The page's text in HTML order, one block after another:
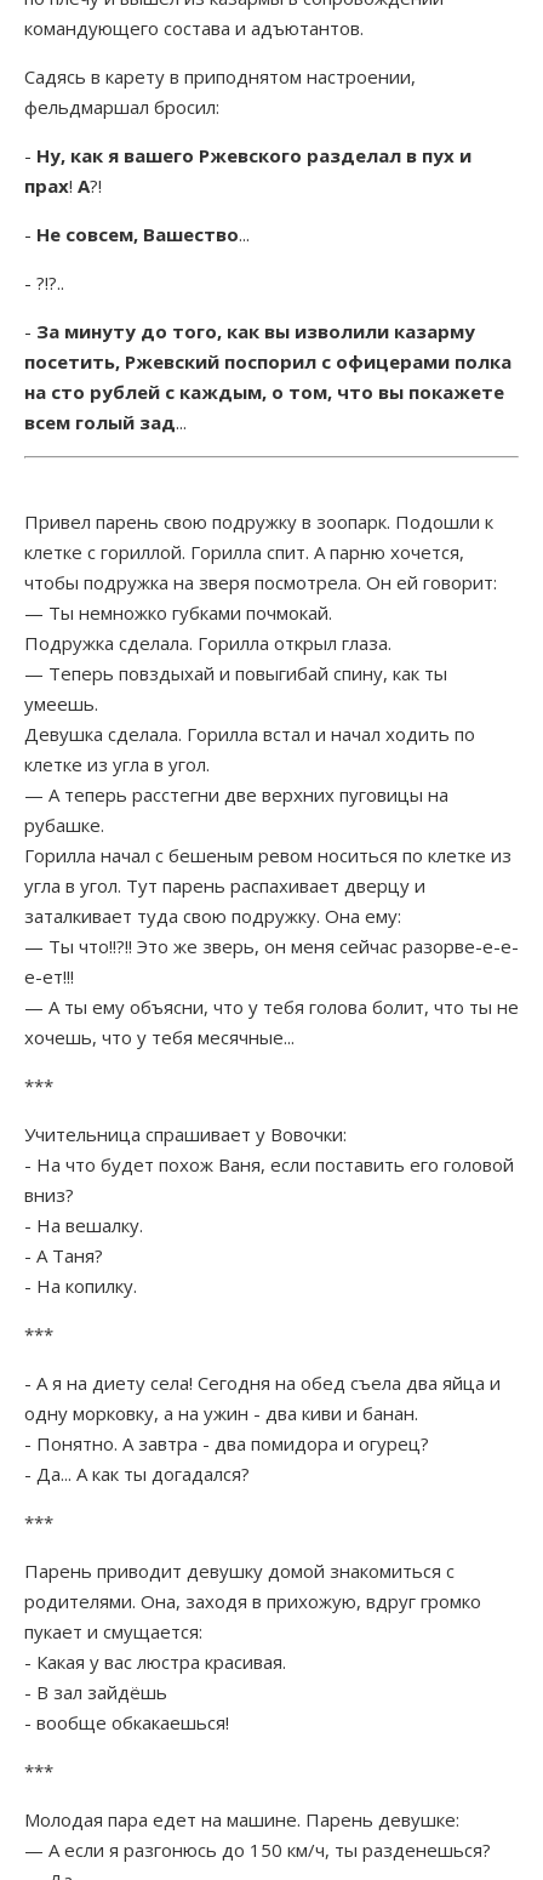
командующего состава и адъютантов.
Садясь в карету в приподнятом настроении,
фельдмаршал бросил:
- Ну, как я вашего Ржевского разделал в пух и
прах! А?!
- Не совсем, Вашество...
- ?!?..
- За минуту до того, как вы изволили казарму
посетить, Ржевский поспорил с офицерами полка
на сто рублей с каждым, о том, что вы покажете
всем голый зад...
Привел парень свою подружку в зоопарк. Подошли к
клетке с гориллой. Горилла спит. А парню хочется,
чтобы подружка на зверя посмотрела. Он ей говорит:
— Ты немножко губками почмокай.
Подружка сделала. Горилла открыл глаза.
— Теперь повздыхай и повыгибай спину, как ты
умеешь.
Девушка сделала. Горилла встал и начал ходить по
клетке из угла в угол.
— А теперь расстегни две верхних пуговицы на
рубашке.
Горилла начал с бешеным ревом носиться по клетке из
угла в угол. Тут парень распахивает дверцу и
заталкивает туда свою подружку. Она ему:
— Ты что!!?!! Это же зверь, он меня сейчас разорве-е-е-
е-ет!!!
— А ты ему объясни, что у тебя голова болит, что ты не
хочешь, что у тебя месячные...
***
Учительница спрашивает у Вовочки:
- На что будет похож Ваня, если поставить его головой
вниз?
- На вешалку.
- А Таня?
- На копилку.
***
- А я на диету села! Сегодня на обед съела два яйца и
одну морковку, а на ужин - два киви и банан.
- Понятно. А завтра - два помидора и огурец?
- Да... А как ты догадался?
***
Парень приводит девушку домой знакомиться с
родителями. Она, заходя в прихожую, вдруг громко
пукает и смущается:
- Какая у вас люстра красивая.
- В зал зайдёшь
- вообще обкакаешься!
***
Молодая пара едет на машине. Парень девушке:
— А если я разгонюсь до 150 км/ч, ты разденешься?